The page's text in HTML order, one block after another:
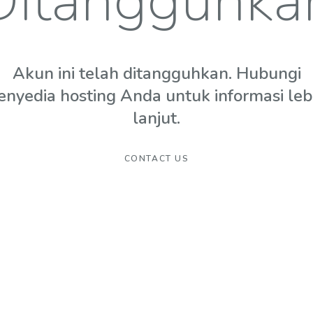
Akun ini telah ditangguhkan. Hubungi
hosting Anda untuk informasi
lanjut.
CONTACT US